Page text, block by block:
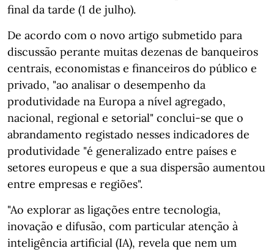
final da tarde (1 de julho).
De acordo com o novo artigo submetido para
discussão perante muitas dezenas de banqueiros
centrais, economistas e financeiros do público e
privado, "ao analisar o desempenho da
produtividade na Europa a nível agregado,
nacional, regional e setorial" conclui-se que o
abrandamento registado nesses indicadores de
produtividade "é generalizado entre países e
setores europeus e que a sua dispersão aumentou
entre empresas e regiões".
"Ao explorar as ligações entre tecnologia,
inovação e difusão, com particular atenção à
inteligência artificial (IA), revela que nem um